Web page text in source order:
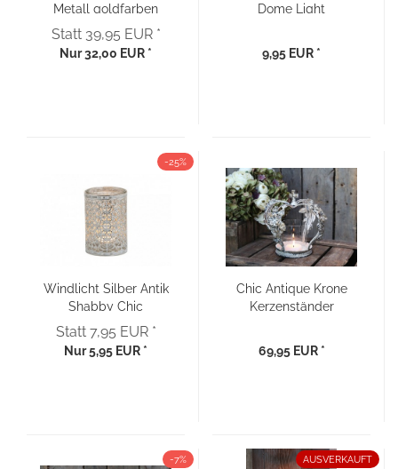
Metall goldfarben
Statt 39,95 EUR *
Nur 32,00 EUR *
Dome Light
9,95 EUR *
-25%
Windlicht Silber Antik
Shabby Chic
Statt 7,95 EUR *
Nur 5,95 EUR *
Chic Antique Krone
Kerzenständer
69,95 EUR *
-7% AUSVERKAUFT